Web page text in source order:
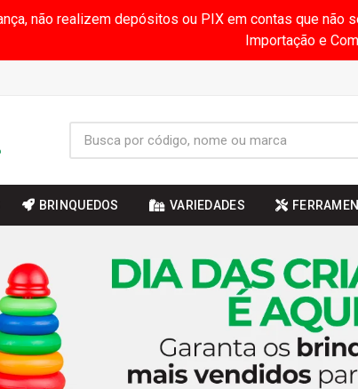
não realizem depósitos ou PIX em contas que
Importação e
BRINQUEDOS VARIEDADES